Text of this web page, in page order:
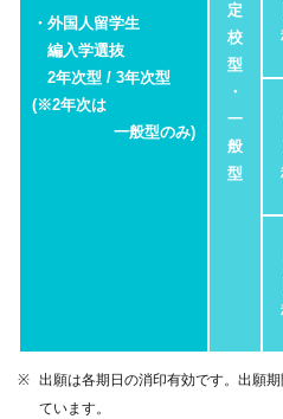
・外国人留学生
編入学選抜
2年次型 / 3年次型
(※2年次は
一般型のみ)
定
校
型
・
一
般
型
出願は各期日の消印有効です。出願
ています。